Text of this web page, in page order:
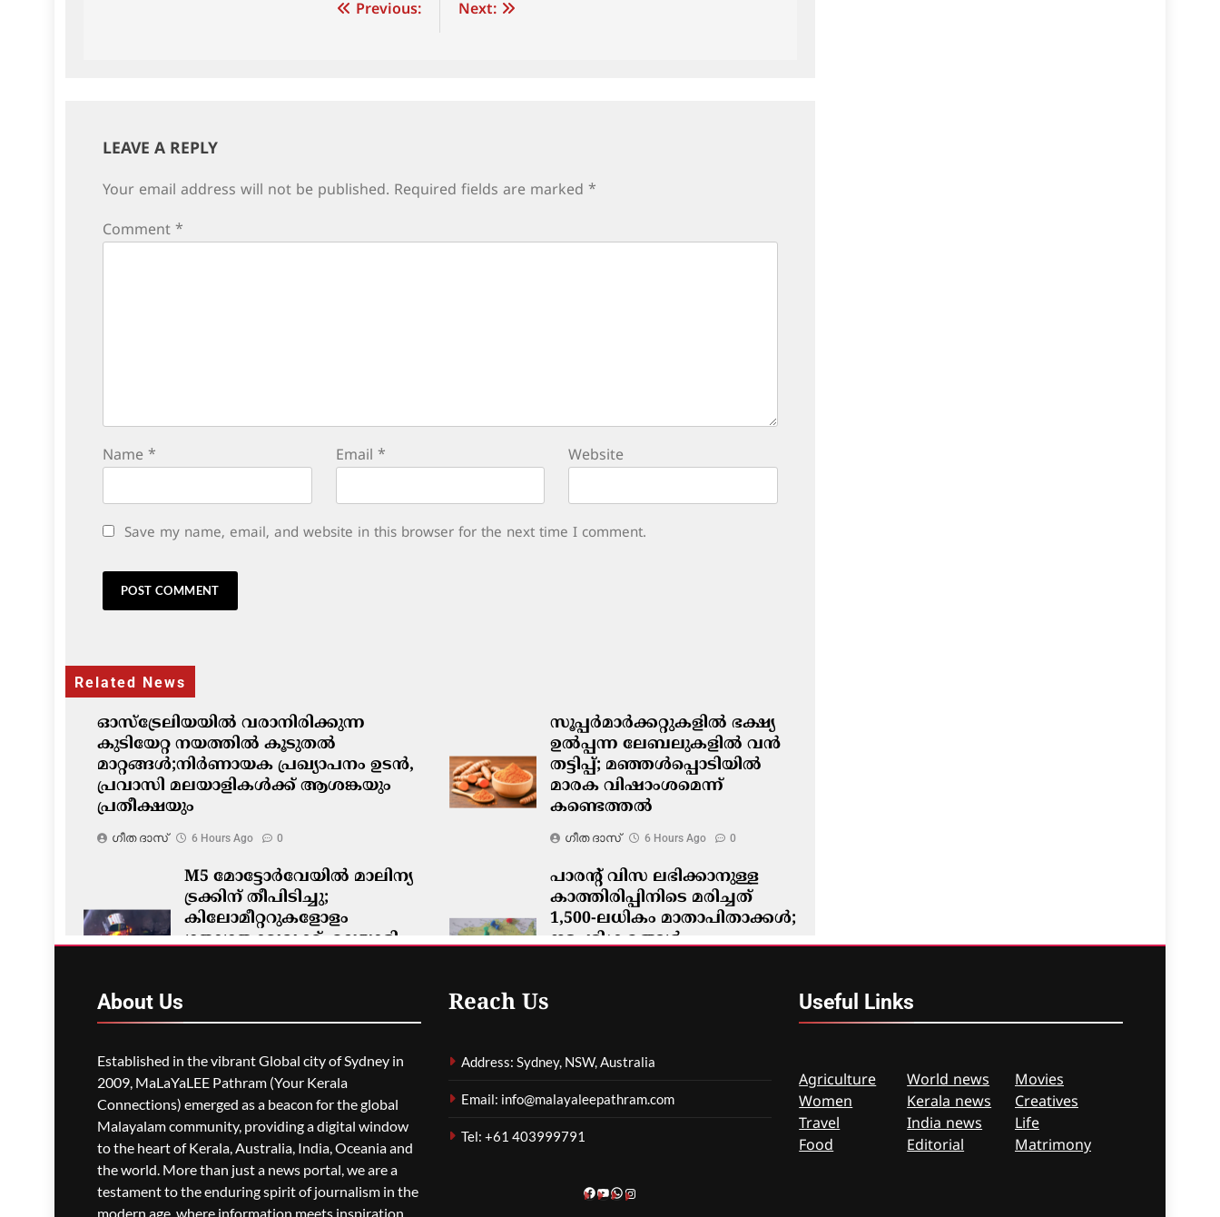
Previous: Next:
LEAVE A REPLY
Your email address will not be published. Required fields are marked *
Comment *
Name * Email * Website
Save my name, email, and website in this browser for the next time I comment.
Related News
ഓസ്‌ട്രേലിയയിൽ വരാനിരിക്കുന്ന
കുടിയേറ്റ നയത്തിൽ കൂടുതൽ
മാറ്റങ്ങൾ;നിർണായക പ്രഖ്യാപനം ഉടൻ,
പ്രവാസി മലയാളികൾക്ക് ആശങ്കയും
പ്രതീക്ഷയും
ഗീത ദാസ്‌ 6 Hours Ago 0
സൂപ്പർമാർക്കറ്റുകളിൽ ഭക്ഷ്യ
ഉൽപ്പന്ന ലേബലുകളിൽ വൻ
തട്ടിപ്പ്; മഞ്ഞൾപ്പൊടിയിൽ
മാരക വിഷാംശമെന്ന്
കണ്ടെത്തൽ
ഗീത ദാസ്‌ 6 Hours Ago 0
M5 മോട്ടോർവേയിൽ മാലിന്യ
ട്രക്കിന് തീപിടിച്ചു;
കിലോമീറ്ററുകളോളം
ഗതാഗതക്കുരുക്ക്, മലയാളി
പാരന്റ് വിസ ലഭിക്കാനുള്ള
കാത്തിരിപ്പിനിടെ മരിച്ചത്
1,500-ലധികം മാതാപിതാക്കൾ;
നടപടിക്രമങ്ങൾ
About Us
Established in the vibrant Global city of Sydney in
2009, MaLaYaLEE Pathram (Your Kerala
Connections) emerged as a beacon for the global
Malayalam community, providing a digital window
to the heart of Kerala, Australia, India, Oceania and
the world. More than just a news portal, we are a
testament to the enduring spirit of journalism in the
modern age, where information meets inspiration
Reach Us
Address: Sydney, NSW, Australia
Email: info@malayaleepathram.com
Tel: +61 403999791
Facebook
YouTube
WhatsApp
Instagram
Useful Links
Agriculture
Women
Travel
Food
World news
Kerala news
India news
Editorial
Movies
Creatives
Life
Matrimony